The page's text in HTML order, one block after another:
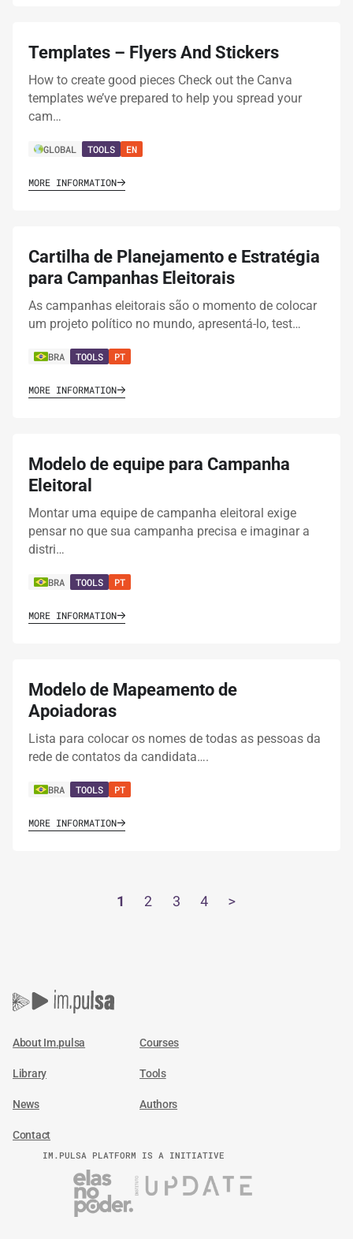
Templates – Flyers And Stickers
How to create good pieces Check out the Canva
templates we’ve prepared to help you spread your
cam…
GLOBAL TOOLS EN
MORE INFORMATION
Cartilha de Planejamento e Estratégia
para Campanhas Eleitorais
As campanhas eleitorais são o momento de colocar
um projeto político no mundo, apresentá-lo, test…
BRA TOOLS PT
MORE INFORMATION
Modelo de equipe para Campanha
Eleitoral
Montar uma equipe de campanha eleitoral exige
pensar no que sua campanha precisa e imaginar a
distri…
BRA TOOLS PT
MORE INFORMATION
Modelo de Mapeamento de
Apoiadoras
Lista para colocar os nomes de todas as pessoas da
rede de contatos da candidata….
BRA TOOLS PT
MORE INFORMATION
1 2 3 4 >
About Im.pulsa Courses
Library Tools
News Authors
Contact
IM.PULSA PLATFORM IS A INITIATIVE